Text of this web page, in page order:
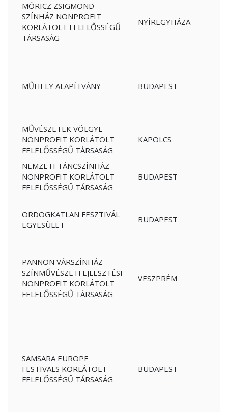
MÓRICZ ZSIGMOND
SZÍNHÁZ NONPROFIT
KORLÁTOLT FELELŐSSÉGŰ
TÁRSASÁG
NYÍREGYHÁZA
MŰHELY ALAPÍTVÁNY BUDAPEST
MŰVÉSZETEK VÖLGYE
NONPROFIT KORLÁTOLT
FELELŐSSÉGŰ TÁRSASÁG
KAPOLCS
NEMZETI TÁNCSZÍNHÁZ
NONPROFIT KORLÁTOLT
FELELŐSSÉGŰ TÁRSASÁG
BUDAPEST
ÖRDÖGKATLAN FESZTIVÁL
EGYESÜLET
BUDAPEST
PANNON VÁRSZÍNHÁZ
SZÍNMŰVÉSZETFEJLESZTÉSI
NONPROFIT KORLÁTOLT
FELELŐSSÉGŰ TÁRSASÁG
VESZPRÉM
SAMSARA EUROPE
FESTIVALS KORLÁTOLT
FELELŐSSÉGŰ TÁRSASÁG
BUDAPEST